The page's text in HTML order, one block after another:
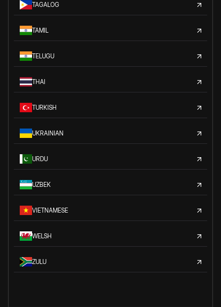
TAGALOG
TAMIL
TELUGU
THAI
TURKISH
UKRAINIAN
URDU
UZBEK
VIETNAMESE
WELSH
ZULU